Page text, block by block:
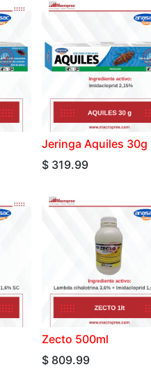
Jeringa Aquiles 30g
$ 319.99
Zecto 500ml
$ 809.99